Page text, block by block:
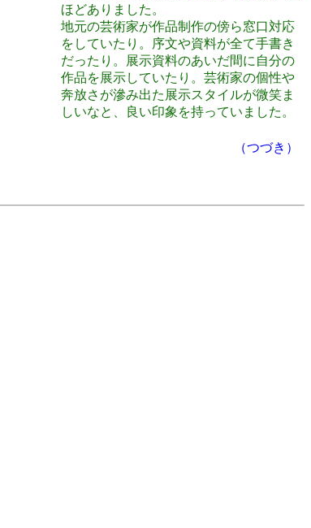
ほどありました。
地元の芸術家が作品制作の傍ら窓口対応
をしていたり。序文や資料が全て手書き
だったり。展示資料のあいだ間に自分の
作品を展示していたり。芸術家の個性や
奔放さが滲み出た展示スタイルが微笑ま
しいなと、良い印象を持っていました。
（つづき）